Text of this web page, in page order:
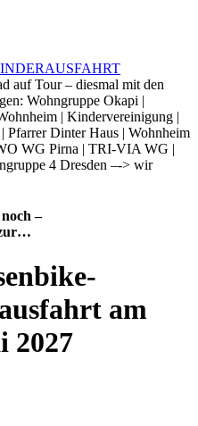
auf Tour – diesmal mit den
Wohngruppe Okapi |
| Kindervereinigung |
Pfarrer Dinter Haus | Wohnheim
WG Pirna | TRI-VIA WG |
4 Dresden –-> wir
–
am
2027